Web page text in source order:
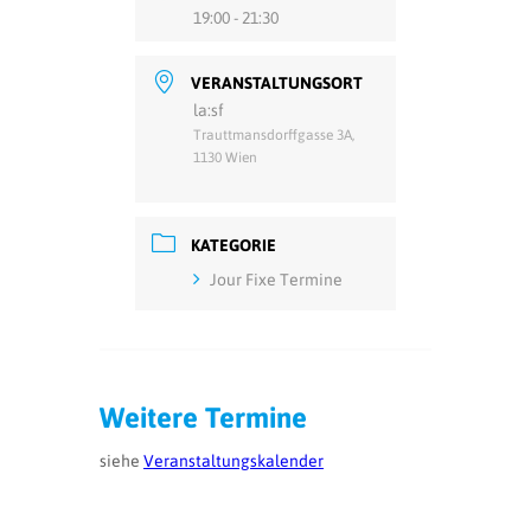
19:00 - 21:30
VERANSTALTUNGSORT
la:sf
Trauttmansdorffgasse 3A,
1130 Wien
KATEGORIE
Jour Fixe Termine
Weitere Termine
siehe Veranstaltungskalender